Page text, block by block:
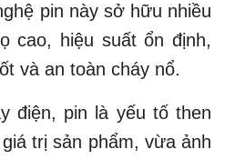
pin này sở hữu nhiều
cao, hiệu suất ổn định,
và an toàn cháy nổ.
điện, pin là yếu tố then
trị sản phẩm, vừa ảnh